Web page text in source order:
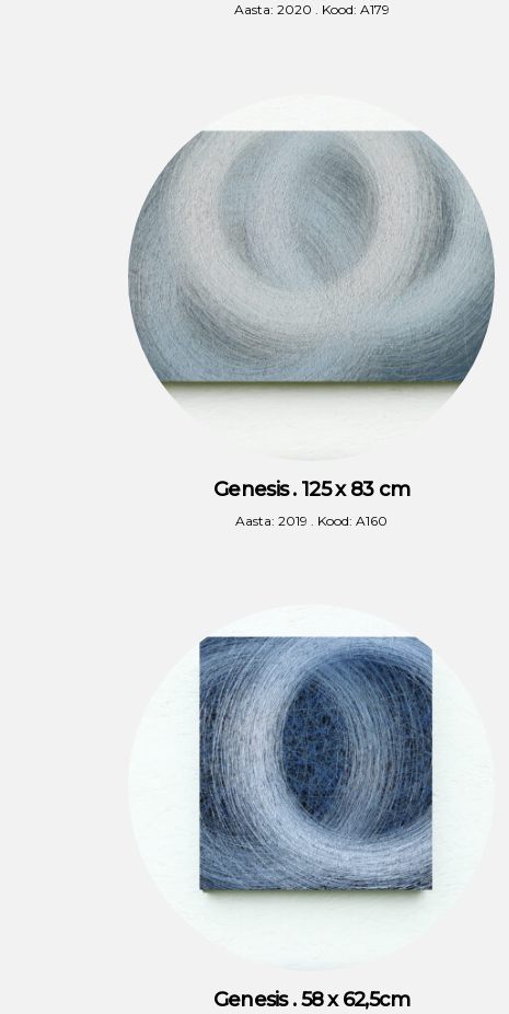
Aasta: 2020 . Kood: A179
Genesis . 125 x 83 cm
Aasta: 2019 . Kood: A160
Genesis . 58 x 62,5cm